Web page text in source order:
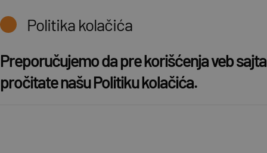
Politika kolačića
Preporučujemo da pre korišćenja veb sajta
pročitate našu Politiku kolačića.